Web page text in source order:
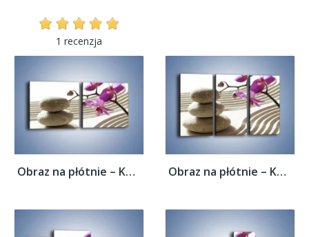
1 recenzja
Obraz na płótnie – Kamień piasek i kwiat –... Obraz na płótnie – Kamień piasek i kwiat –...